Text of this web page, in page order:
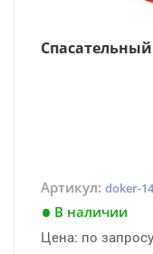
Артикул: doker-
В наличии
Цена: по запросу